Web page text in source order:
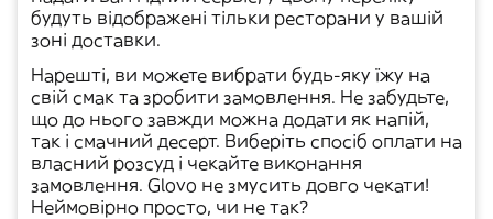
будуть відображені тільки ресторани у вашій
зоні доставки.
Нарешті, ви можете вибрати будь-яку їжу на
свій смак та зробити замовлення. Не забудьте,
що до нього завжди можна додати як напій,
так і смачний десерт. Виберіть спосіб оплати на
власний розсуд і чекайте виконання
замовлення. Glovo не змусить довго чекати!
Неймовірно просто, чи не так?